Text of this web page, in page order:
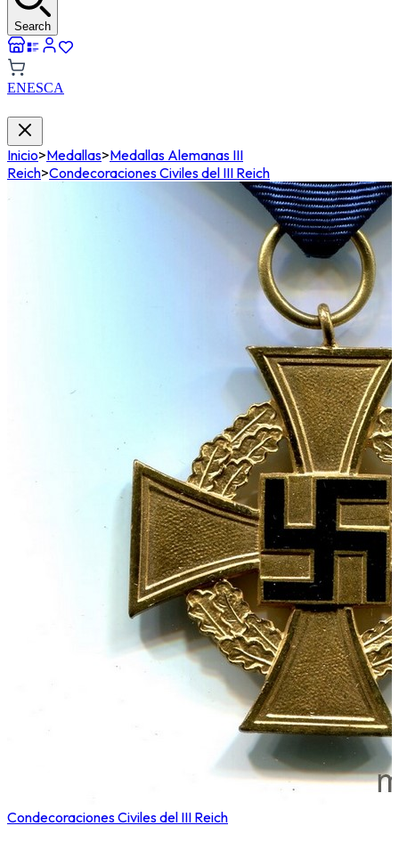
Search
ENESCA
Inicio>Medallas>Medallas Alemanas III
Reich>Condecoraciones Civiles del III Reich
Condecoraciones Civiles del III Reich